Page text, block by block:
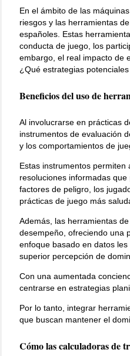
En el ámbito de las
riesgos y las herramientas
españoles. Estas
conducta de juego, los
embargo, el real impacto de
¿Qué estrategias
Beneficios del uso de
Al involucrarse en prácticas
instrumentos de evaluación
y los comportamientos de
Estas instrumentos
resoluciones informadas
factores de peligro, los
prácticas de juego más
Además, las herramientas
desempeño, ofreciendo una
enfoque basado en datos
superior percepción de
Con una aumentada
centrarse en estrategias
Por lo tanto, integrar
que buscan mantener el
Cómo las calculadoras de